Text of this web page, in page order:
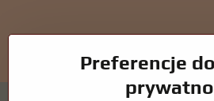
Preferencje